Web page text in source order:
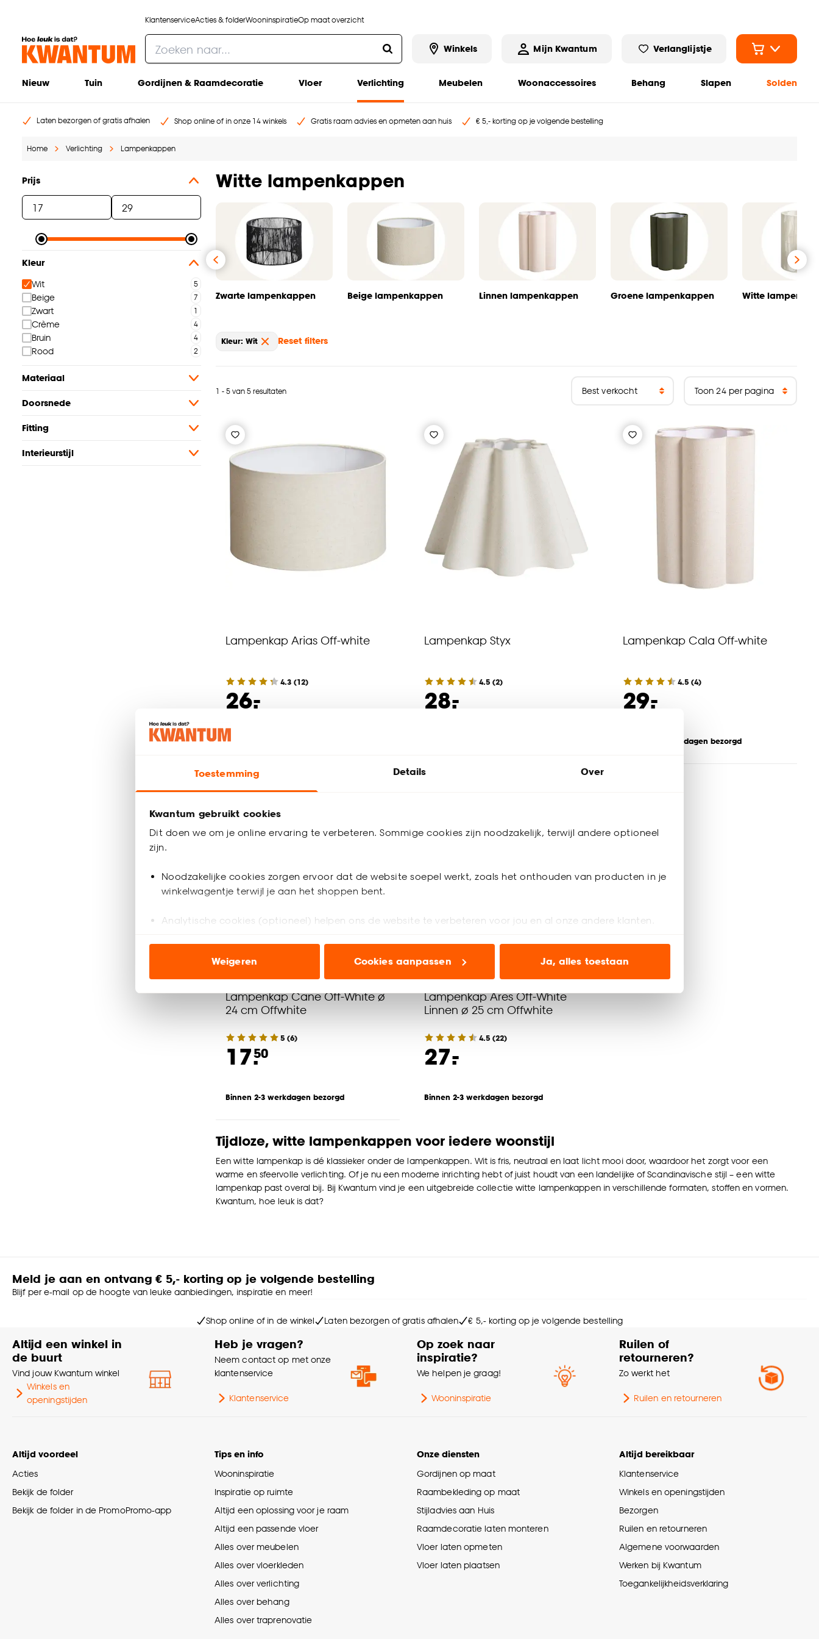
Toestemming Details Over
Kwantum gebruikt cookies
Dit doen we om je online ervaring te verbeteren. Sommige cookies zijn noodzakelijk, terwijl andere optioneel
zijn.
Noodzakelijke cookies zorgen ervoor dat de website soepel werkt, zoals het onthouden van producten in je
winkelwagentje terwijl je aan het shoppen bent.
Analytische cookies (optioneel) helpen ons de website te verbeteren voor jou en al onze andere klanten.
ook buiten de website voor advertenties en communicatie.
Klik op ‘Ja, alles toestaan’ om gebruik te maken van alle cookies, of klik op ‘weigeren’ om alleen de
noodzakelijke cookies te accepteren. Je kunt er ook voor kiezen om bepaalde cookies wel of niet te
Goed om te weten is dat je deze keuze altijd nog kan aanpassen, bekijk hiervoor onze
Weigeren Cookies aanpassen Ja, alles toestaan
KlantenserviceActies & folderWooninspiratieOp maat overzicht
Winkels Mijn Kwantum Verlanglijstje
Nieuw Tuin Gordijnen & Raamdecoratie Vloer Verlichting Meubelen Woonaccessoires Behang Slapen Solden
Laten bezorgen of gratis afhalen Shop online of in onze 14 winkels Gratis raam advies en opmeten aan huis € 5,- korting op je volgende bestelling
Home Verlichting Lampenkappen
Prijs
Kleur
Wit
Beige
Zwart
Crème
Bruin
Rood
Materiaal
Doorsnede
Fitting
Interieurstijl
Witte lampenkappen
Zwarte lampenkappen Beige lampenkappen Linnen lampenkappen Groene lampenkappen Witte
Kleur: Wit Reset filters
1 - 5 van 5 resultaten
Lampenkap Arias Off-white
4.3 (12)
26.
-
Binnen 2-3 werkdagen bezorgd
Lampenkap Styx
4.5 (2)
28.
-
Lampenkap Cala Off-white
4.5 (4)
29.
-
Binnen 2-3 werkdagen bezorgd
Lampenkap Cane Off-White ø
24 cm Offwhite
5 (6)
17.50
Binnen 2-3 werkdagen bezorgd
Lampenkap Ares Off-White
Linnen ø 25 cm Offwhite
4.5 (22)
27.
-
Binnen 2-3 werkdagen bezorgd
Tijdloze, witte lampenkappen voor iedere woonstijl
Een witte lampenkap is dé klassieker onder de lampenkappen. Wit is fris, neutraal en laat licht mooi door, waardoor het zorgt voor een
warme en sfeervolle verlichting. Of je nu een moderne inrichting hebt of juist houdt van een landelijke of Scandinavische stijl – een witte
lampenkap past overal bij. Bij Kwantum vind je een uitgebreide collectie witte lampenkappen in verschillende formaten, stoffen en vormen.
Kwantum, hoe leuk is dat?
Meld je aan en ontvang € 5,- korting op je volgende bestelling
Blijf per e-mail op de hoogte van leuke aanbiedingen, inspiratie en meer!
Shop online of in de winkel Laten bezorgen of gratis afhalen € 5,- korting op je volgende bestelling
Altijd een winkel in
de buurt
Vind jouw Kwantum winkel
Winkels en
openingstijden
Heb je vragen?
Neem contact op met onze
klantenservice
Klantenservice
Op zoek naar
inspiratie?
We helpen je graag!
Wooninspiratie
Ruilen of
retourneren?
Zo werkt het
Ruilen en retourneren
Altijd voordeel
Acties
Bekijk de folder
Bekijk de folder in de PromoPromo-app
Tips en info
Wooninspiratie
Inspiratie op ruimte
Altijd een oplossing voor je raam
Altijd een passende vloer
Alles over meubelen
Alles over vloerkleden
Alles over verlichting
Alles over behang
Alles over traprenovatie
Onze diensten
Gordijnen op maat
Raambekleding op maat
Stijladvies aan Huis
Raamdecoratie laten monteren
Vloer laten opmeten
Vloer laten plaatsen
Altijd bereikbaar
Klantenservice
Winkels en openingstijden
Bezorgen
Ruilen en retourneren
Algemene voorwaarden
Werken bij Kwantum
Toegankelijkheidsverklaring